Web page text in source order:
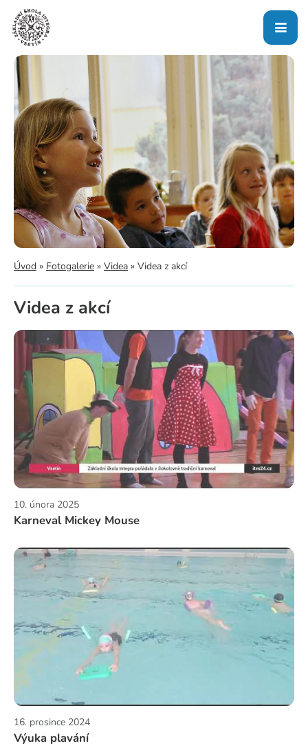
Úvod » Fotogalerie » Videa » Videa z akcí
Videa z akcí
10. února 2025
Karneval Mickey Mouse
16. prosince 2024
Výuka plavání